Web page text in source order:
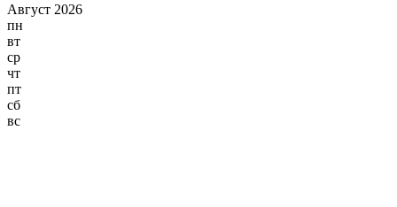
Август 2026
пн
вт
ср
чт
пт
сб
вс